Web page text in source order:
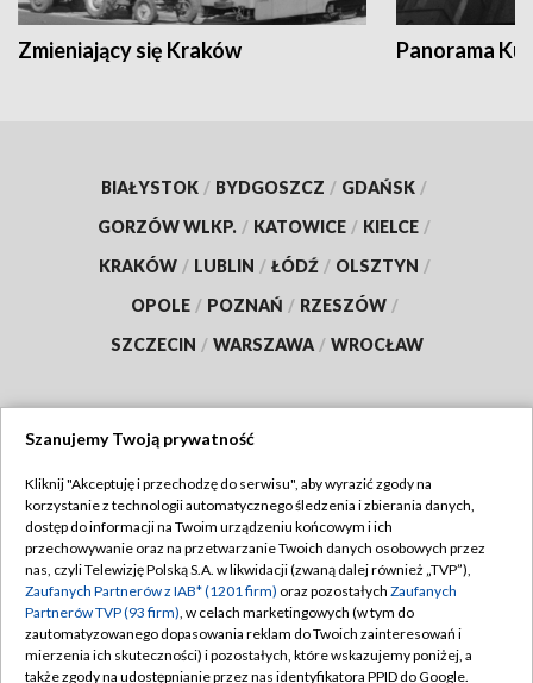
Zmieniający się Kraków Panorama
BIAŁYSTOK / BYDGOSZCZ / GDAŃSK /
GORZÓW WLKP. / KATOWICE / KIELCE /
KRAKÓW / LUBLIN / ŁÓDŹ / OLSZTYN /
OPOLE / POZNAŃ / RZESZÓW /
SZCZECIN / WARSZAWA / WROCŁAW
TVP
Abonament TVP
Emisja w TVP
Centrum informacji TVP
Naziemna Telewizja Cyfrowa
Regulamin TVP
Polityka prywatności
Moje zgody
Pomoc
Szanujemy Twoją prywatność
Kliknij "Akceptuję i przechodzę do serwisu", aby wyrazić zgody na
korzystanie z technologii automatycznego śledzenia i zbierania danych,
dostęp do informacji na Twoim urządzeniu końcowym i ich
przechowywanie oraz na przetwarzanie Twoich danych osobowych przez
nas, czyli Telewizję Polską S.A. w likwidacji (zwaną dalej również „TVP”),
Zaufanych Partnerów z IAB* (1201 firm) oraz pozostałych Zaufanych
Partnerów TVP (93 firm), w celach marketingowych (w tym do
zautomatyzowanego dopasowania reklam do Twoich zainteresowań i
mierzenia ich skuteczności) i pozostałych, które wskazujemy poniżej, a
także zgody na udostępnianie przez nas identyfikatora PPID do Google.